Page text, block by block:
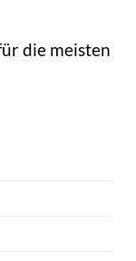
die meisten